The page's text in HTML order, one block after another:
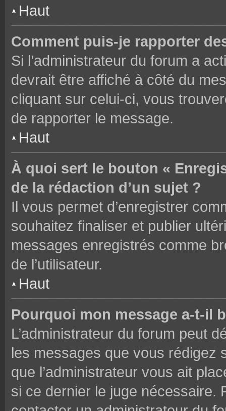
Haut
Comment puis-je rapporter
Si l’administrateur du forum a
devrait être affiché à côté du
cliquant sur celui-ci, vous
de rapporter le message.
Haut
À quoi sert le bouton «
de la rédaction d’un sujet ?
Il vous permet d’enregistrer
souhaitez finaliser et publier
messages enregistrés comme
de l’utilisateur.
Haut
Pourquoi mon message a-t-il
L’administrateur du forum peut
les messages que vous rédigez
que l’administrateur vous ait
si ce dernier le juge nécessaire.